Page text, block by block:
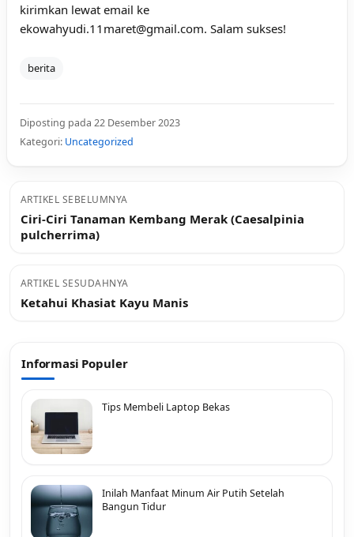
kirimkan lewat email ke
ekowahyudi.11maret@gmail.com. Salam sukses!
berita
Diposting pada 22 Desember 2023
Kategori: Uncategorized
ARTIKEL SEBELUMNYA
Ciri-Ciri Tanaman Kembang Merak (Caesalpinia
pulcherrima)
ARTIKEL SESUDAHNYA
Ketahui Khasiat Kayu Manis
Informasi Populer
Tips Membeli Laptop Bekas
Inilah Manfaat Minum Air Putih Setelah
Bangun Tidur